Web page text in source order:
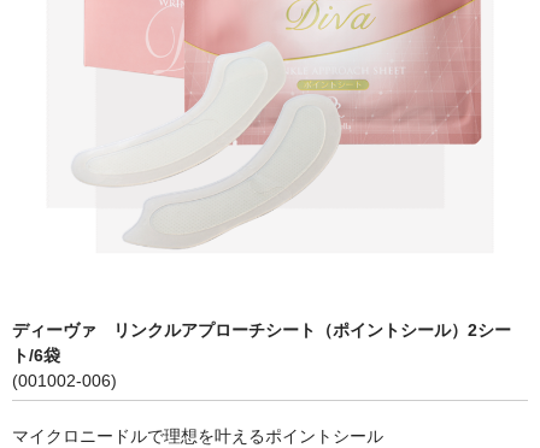
その他
美容アイテム
ボディ関連
ディーヴァ リンクルアプローチシート（ポイントシール）2シー
ト/6袋
(001002-006)
マイクロニードルで理想を叶えるポイントシール